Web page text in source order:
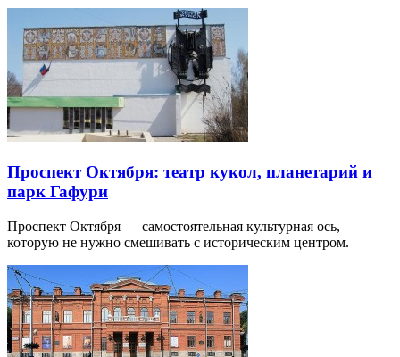
Проспект Октября: театр кукол, планетарий и
парк Гафури
Проспект Октября — самостоятельная культурная ось,
которую не нужно смешивать с историческим центром.